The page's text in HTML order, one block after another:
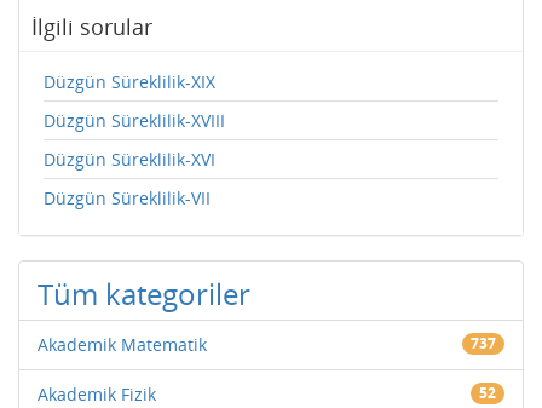
İlgili sorular
Düzgün Süreklilik-XIX
Düzgün Süreklilik-XVIII
Düzgün Süreklilik-XVI
Düzgün Süreklilik-VII
Tüm kategoriler
Akademik Matematik 737
Akademik Fizik 52